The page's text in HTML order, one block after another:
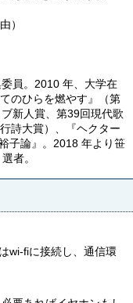
）
員。2010 年、大学在
のひらを燃やす』（第
新人賞、第39回現代歌
詩大賞）、『ヘクター
子論』。2018 年より笹
者。
wi-fiに接続し、通信環